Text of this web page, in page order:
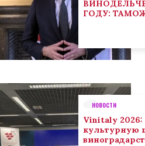
ГОДУ:
НОВОСТИ
Vinitaly 2026:
культурную